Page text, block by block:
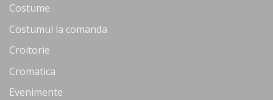
Costume
Costumul la comanda
Croitorie
Cromatica
Evenimente